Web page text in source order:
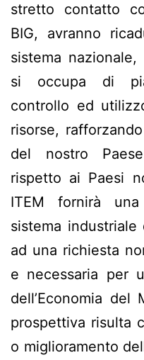
stretto contatto
BIG, avranno
sistema
si occupa di
controllo ed
risorse,
del nostro
rispetto ai Paesi
ITEM fornirà
sistema
ad una richiesta
e necessaria per
dell’Economia
prospettiva risulta
o miglioramento